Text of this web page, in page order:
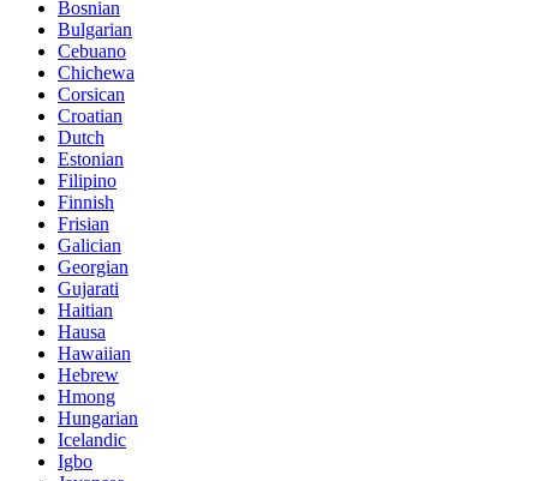
Bosnian
Bulgarian
Cebuano
Chichewa
Corsican
Croatian
Dutch
Estonian
Filipino
Finnish
Frisian
Galician
Georgian
Gujarati
Haitian
Hausa
Hawaiian
Hebrew
Hmong
Hungarian
Icelandic
Igbo